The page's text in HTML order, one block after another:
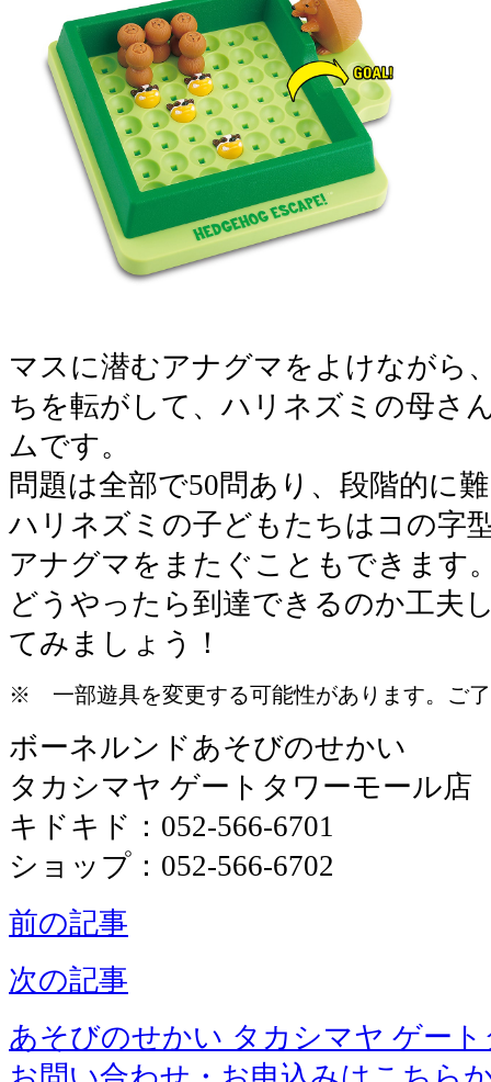
マスに潜むアナグマをよけながら
ちを転がして、ハリネズミの母さ
ムです。
問題は全部で50問あり、段階的に
ハリネズミの子どもたちはコの字
アナグマをまたぐこともできます
どうやったら到達できるのか工夫
てみましょう！
※ 一部遊具を変更する可能性があります。ご
ボーネルンドあそびのせかい
タカシマヤ ゲートタワーモール店
キドキド：052-566-6701
ショップ：052-566-6702
前の記事
次の記事
あそびのせかい タカシマヤ ゲー